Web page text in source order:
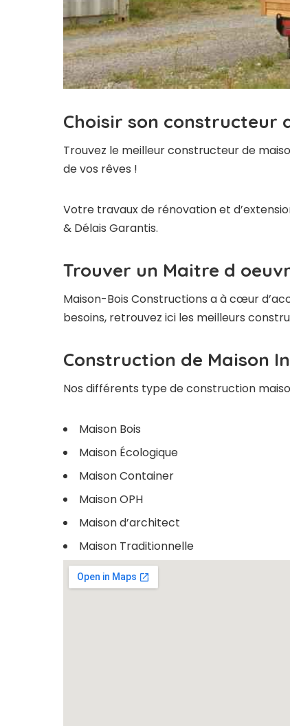
Choisir son constructeur
Trouvez le meilleur constructeur de
de vos rêves !
Votre travaux de rénovation et
& Délais Garantis.
Trouver un Maitre d
Maison-Bois Constructions a à cœur
besoins, retrouvez ici les meilleurs
Construction de Maison
Nos différents type de construction
Maison Bois
Maison Écologique
Maison Container
Maison OPH
Maison d’architect
Maison Traditionnelle